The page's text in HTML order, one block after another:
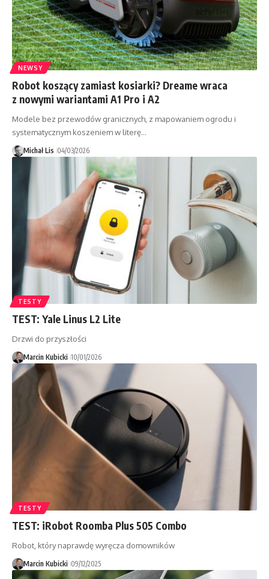
NEWSY
Robot koszący zamiast kosiarki? Dreame wraca
z nowymi wariantami A1 Pro i A2
Modele bez przewodów granicznych, z mapowaniem ogrodu i
systematycznym koszeniem w literę…
Michał Lis 04/03/2026
TESTY
TEST: Yale Linus L2 Lite
Drzwi do przyszłości
Marcin Kubicki 10/01/2026
TESTY
TEST: iRobot Roomba Plus 505 Combo
Robot, który naprawdę wyręcza domowników
Marcin Kubicki 09/12/2025